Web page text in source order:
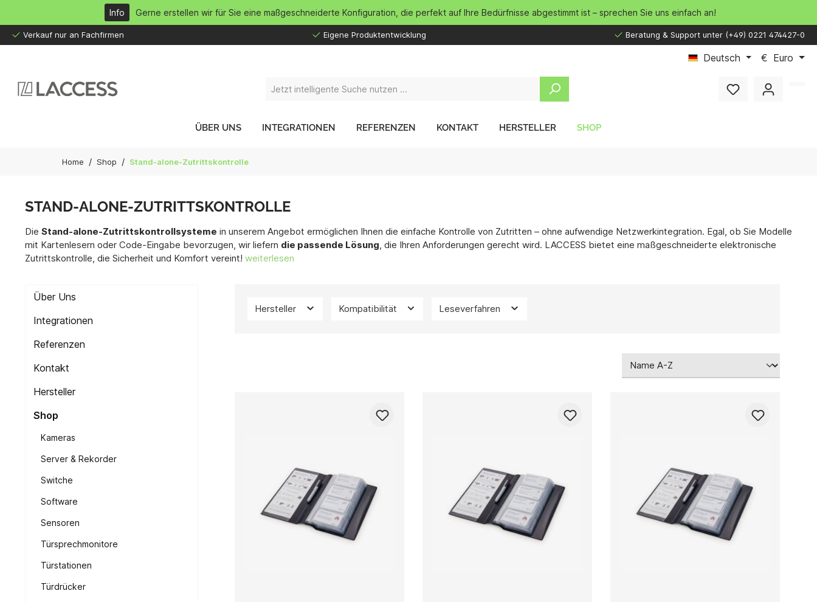
Info Gerne erstellen wir für Sie eine maßgeschneiderte Konfiguration, die perfekt auf Ihre Bedürfnisse abgestimmt ist – sprechen Sie uns einfach an!
Verkauf nur an Fachfirmen Eigene Produktentwicklung Beratung & Support unter (+49) 0221 474427-0
Deutsch € Euro
ÜBER UNS INTEGRATIONEN REFERENZEN KONTAKT HERSTELLER SHOP
Home / Shop / Stand-alone-Zutrittskontrolle
STAND-ALONE-ZUTRITTSKONTROLLE
Die Stand-alone-Zutrittskontrollsysteme in unserem Angebot ermöglichen Ihnen die einfache Kontrolle von Zutritten – ohne aufwendige Netzwerkintegration. Egal, ob Sie Modelle
mit Kartenlesern oder Code-Eingabe bevorzugen, wir liefern die passende Lösung, die Ihren Anforderungen gerecht wird. LACCESS bietet eine maßgeschneiderte elektronische
Zutrittskontrolle, die Sicherheit und Komfort vereint! weiterlesen
Über Uns
Integrationen
Referenzen
Kontakt
Hersteller
Shop
Kameras
Server & Rekorder
Switche
Software
Sensoren
Türsprechmonitore
Türstationen
Türdrücker
Hersteller Kompatibilität Leseverfahren